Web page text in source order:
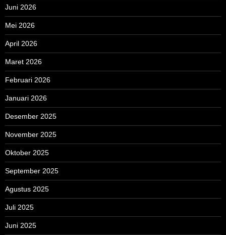
Juni 2026
Mei 2026
April 2026
Maret 2026
Februari 2026
Januari 2026
Desember 2025
November 2025
Oktober 2025
September 2025
Agustus 2025
Juli 2025
Juni 2025